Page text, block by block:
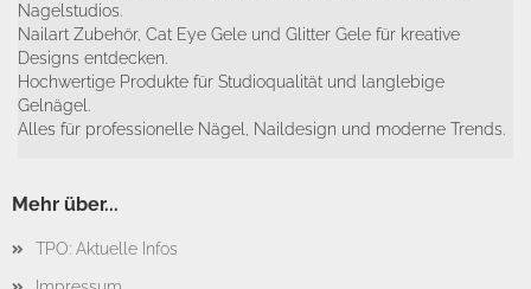
Nagelstudios.
Nailart Zubehör, Cat Eye Gele und Glitter Gele für kreative
Designs entdecken.
Hochwertige Produkte für Studioqualität und langlebige
Gelnägel.
Alles für professionelle Nägel, Naildesign und moderne Trends.
Mehr über...
TPO: Aktuelle Infos